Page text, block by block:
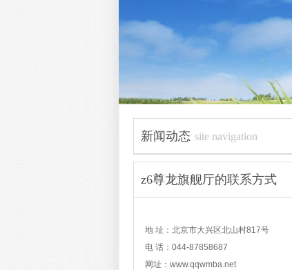
新闻动态 site navigation
z6尊龙旗舰厅的联系方式
地 址：北京市大兴区北山村817号
电 话：044-87858687
网址：www.qqwmba.net